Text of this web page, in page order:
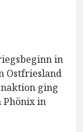
in
Ostfriesland
ging
Phönix in